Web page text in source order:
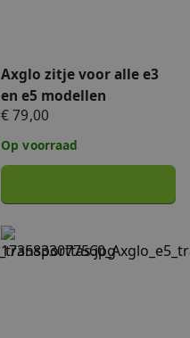
Axglo zitje voor alle e3
en e5 modellen
€ 79,00
Op voorraad
Axglo e5 transporttas